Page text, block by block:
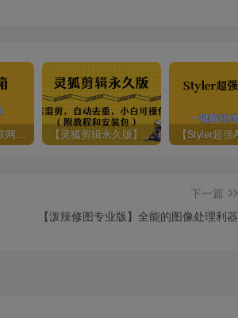
网创工具箱，互联网人必备资源库！ 【灵狐剪辑永久版】AI视频剪辑利器，智能混剪＋自动去重，小白可操作（附教程＋安装包）
下一篇
【泼辣修图专业版】全能的图像处理利器